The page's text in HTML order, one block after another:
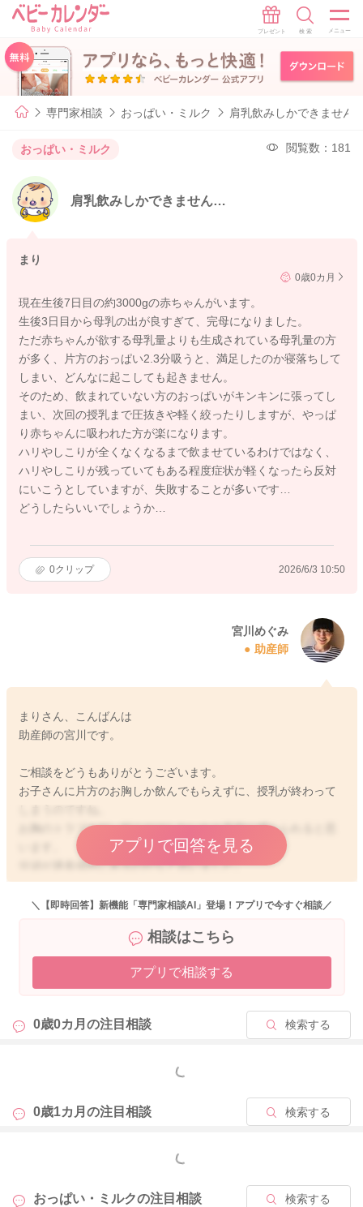
専門家相談 おっぱい・ミルク 肩乳飲みしかできません
おっぱい・ミルク 閲覧数：181
肩乳飲みしかできません…
まり
0歳0カ月
現在生後7日目の約3000gの赤ちゃんがいます。
生後3日目から母乳の出が良すぎて、完母になりました。
ただ赤ちゃんが欲する母乳量よりも生成されている母乳量の方
が多く、片方のおっぱい2.3分吸うと、満足したのか寝落ちして
しまい、どんなに起こしても起きません。
そのため、飲まれていない方のおっぱいがキンキンに張ってし
まい、次回の授乳まで圧抜きや軽く絞ったりしますが、やっぱ
り赤ちゃんに吸われた方が楽になります。
ハリやしこりが全くなくなるまで飲ませているわけではなく、
ハリやしこりが残っていてもある程度症状が軽くなったら反対
にいこうとしていますが、失敗することが多いです…
どうしたらいいでしょうか…
0クリップ 2026/6/3 10:50
宮川めぐみ
助産師
まりさん、こんばんは
助産師の宮川です。
ご相談をどうもありがとうございます。
お子さんに片方のお胸しか飲んでもらえずに、授乳が終わって
お胸のトラブルが、起こりはしないかと不安に感じられると思
分泌が過多傾向にあるのかなと思いました。
まりさんのお食事の摂取量を控えてもらったり、乳製品、甘い
もの、脂っこいものの摂取も控えるようにしてみてください。
れることがあると思います。
そうしてみていただき、さらに可能であれば、3時間ごとに片方
例えば、朝9時から12時までは、右だけを欲しがるたびにあげま
す。
お昼12時から15時までは、反対の左側だけを欲しがるたびにあ
というように交互に授乳をされていくことで、分泌の過多傾向
そのようにされて、少し様子を見てみてはいかがでしょうか？
アプリで回答を見る
＼【即時回答】新機能「専門家相談AI」登場！アプリで今すぐ相談／
相談はこちら
アプリで相談する
0歳0カ月の注目相談 検索する
もっと見る
0歳1カ月の注目相談 検索する
もっと見る
おっぱい・ミルクの注目相談 検索する